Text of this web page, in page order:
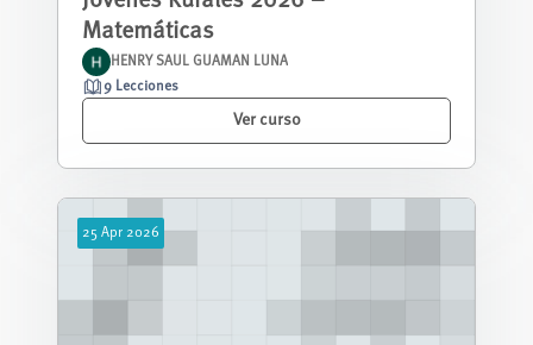
Matemáticas
HENRY SAUL GUAMAN LUNA
9 Lecciones
Ver curso
25 Apr 2026